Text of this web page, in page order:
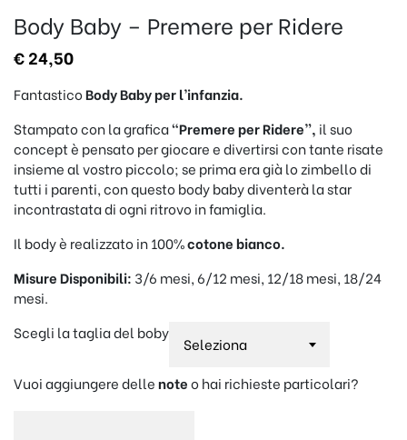
Body Baby – Premere per Ridere
€24,50
FantasticoBodyBaby per l’infanzia.
Stampato con la grafica“Premere per Ridere”, il suo
concept è pensato per giocare e divertirsi con tante risate
insieme al vostro piccolo; se prima era già lo zimbello di
tutti i parenti, con questo body baby diventerà la star
incontrastata di ogni ritrovo in famiglia.
Il body è realizzato in 100%cotone bianco.
Misure Disponibili: 3/6 mesi, 6/12 mesi, 12/18 mesi, 18/24
mesi.
Scegli la taglia del boby
Vuoi aggiungere dellenoteo hai richieste particolari?